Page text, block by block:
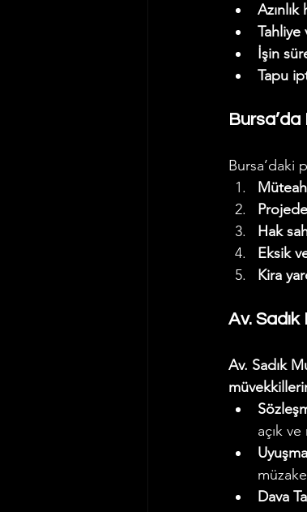
Azınlık
Tahliye
İşin
Tapu
Bursa’daki
Hak
Eksik
Kira
Av.
Av. Sadık
açık ve
Dava